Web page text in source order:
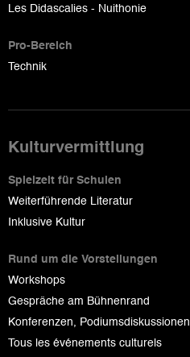
Les Didascalies - Nuithonie
Pro-Bereich
Technik
Kulturvermittlung
Spielzeit für Schulen
Weiterführende Literatur
Inklusive Kultur
Rund um die Vorstellungen
Workshops
Gespräche am Bühnenrand
Konferenzen, Podiumsdiskussionen
Tous les événements culturels